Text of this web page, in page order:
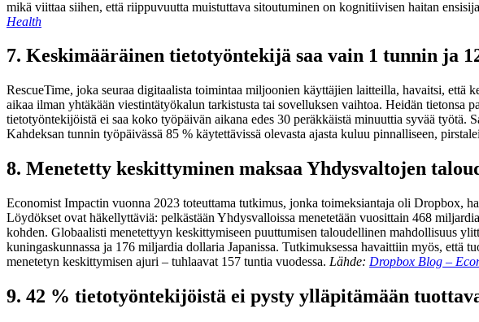
mikä viittaa siihen, että riippuvuutta muistuttava sitoutuminen on kognitiivisen haitan
Health
7. Keskimääräinen tietotyöntekijä saa vain 1 tunnin ja
RescueTime, joka seuraa digitaalista toimintaa miljoonien käyttäjien laitteilla, havaitsi,
aikaa ilman yhtäkään viestintätyökalun tarkistusta tai sovelluksen vaihtoa. Heidän tietonsa
tietotyöntekijöistä ei saa koko työpäivän aikana edes 30 peräkkäistä minuuttia syvää työtä.
Kahdeksan tunnin työpäivässä 85 % käytettävissä olevasta ajasta kuluu pinnalliseen,
8. Menetetty keskittyminen maksaa Yhdysvaltojen
Economist Impactin vuonna 2023 toteuttama tutkimus, jonka toimeksiantaja oli Dropbox,
Löydökset ovat häkellyttäviä: pelkästään Yhdysvalloissa menetetään vuosittain 468
kohden. Globaalisti menetettyyn keskittymiseen puuttumisen taloudellinen mahdollisuus
kuningaskunnassa ja 176 miljardia dollaria Japanissa. Tutkimuksessa havaittiin myös, että
menetetyn keskittymisen ajuri – tuhlaavat 157 tuntia vuodessa. Lähde: Dropbox Blog –
9. 42 % tietotyöntekijöistä ei pysty ylläpitämään